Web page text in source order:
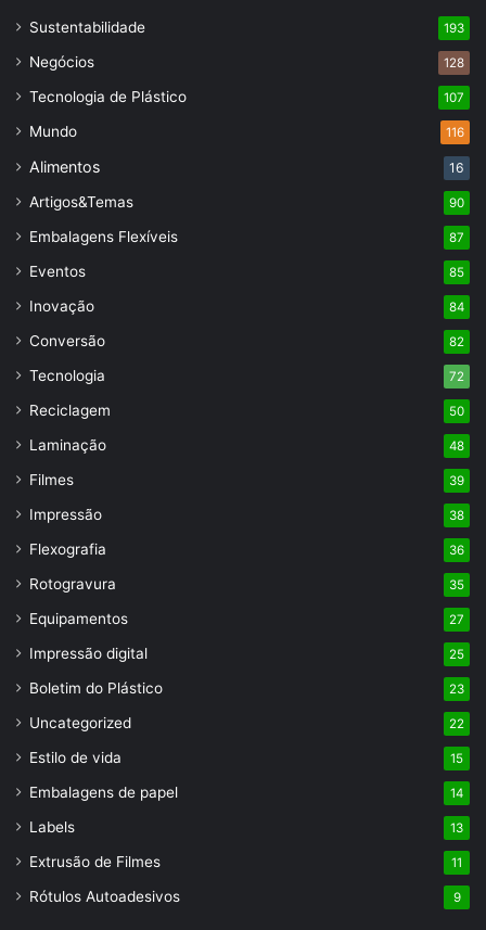
Sustentabilidade 193
Negócios 128
Tecnologia de Plástico 107
Mundo 116
Alimentos 16
Artigos&Temas 90
Embalagens Flexíveis 87
Eventos 85
Inovação 84
Conversão 82
Tecnologia 72
Reciclagem 50
Laminação 48
Filmes 39
Impressão 38
Flexografia 36
Rotogravura 35
Equipamentos 27
Impressão digital 25
Boletim do Plástico 23
Uncategorized 22
Estilo de vida 15
Embalagens de papel 14
Labels 13
Extrusão de Filmes 11
Rótulos Autoadesivos 9